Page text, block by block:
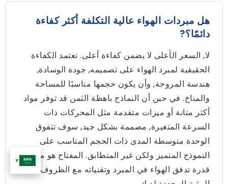
هل مبردات الهواء عالية التكلفة أكثر كفاءة
دائمًا؟?
لا, السعر الأعلى لا يضمن كفاءة أعلى. تعتمد الكفاءة
الحقيقية لمبرد الهواء على تصميمه, جودة الوسادة,
هندسة المروحة, وأن يكون حجمها مناسبًا للمساحة
والمناخ. في حين أن النماذج باهظة الثمن قد توفر مواد
أكثر متانة أو ميزات متقدمة مثل المحركات ذات
السرعة المتغيرة, مصممة بشكل جيد, سوف تتفوق
الوحدة متوسطة المدى ذات الحجم المناسب على
النموذج المتميز ولكن غير المتطابق. المفتاح هو مطابقة
قدرة تدفق الهواء في المبرد وتقنياته مع الظروف